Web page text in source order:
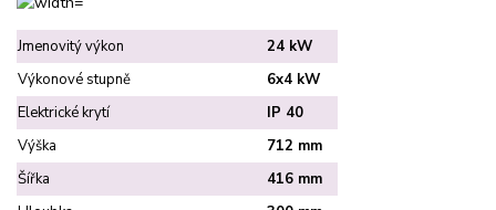
Jmenovitý výkon
24 kW
Výkonové stupně
6x4 kW
Elektrické krytí
IP 40
Výška
712 mm
Šířka
416 mm